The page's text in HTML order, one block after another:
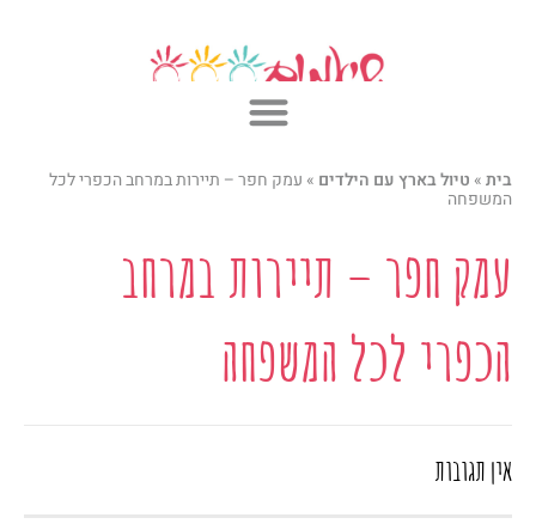
בית» טיול בארץ עם הילדים » עמק חפר – תיירות במרחב הכפרי לכל
המשפחה
עמק חפר – תיירות במרחב
הכפרי לכל המשפחה
אין תגובות